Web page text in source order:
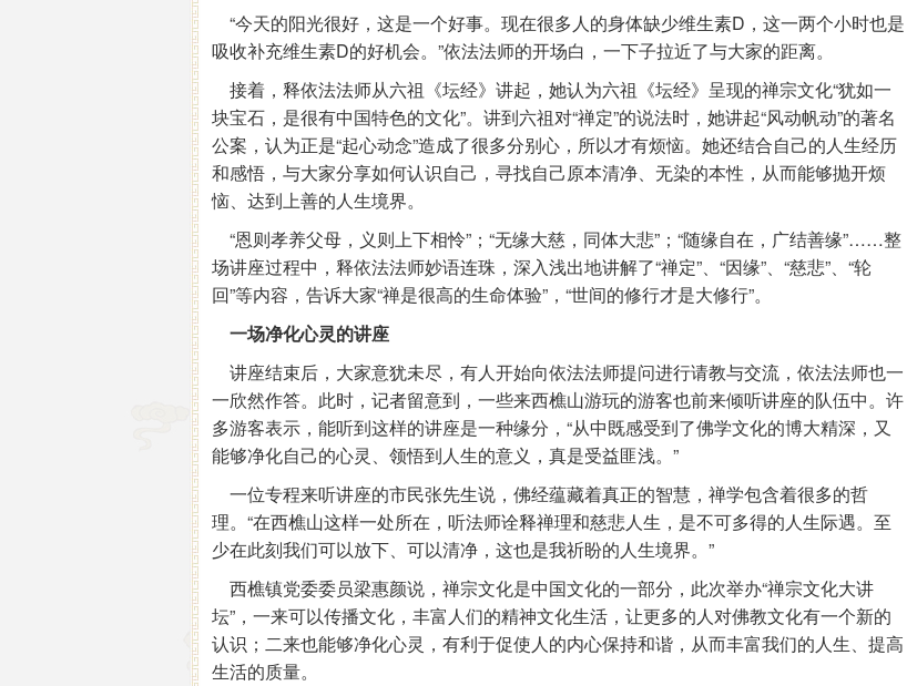
“今天的阳光很好，这是一个好事。现在很多人的身体缺少维生素D，这一两个小时也是
吸收补充维生素D的好机会。”依法法师的开场白，一下子拉近了与大家的距离。
接着，释依法法师从六祖《坛经》讲起，她认为六祖《坛经》呈现的禅宗文化“犹如一
块宝石，是很有中国特色的文化”。讲到六祖对“禅定”的说法时，她讲起“风动帆动”的著名
公案，认为正是“起心动念”造成了很多分别心，所以才有烦恼。她还结合自己的人生经历
和感悟，与大家分享如何认识自己，寻找自己原本清净、无染的本性，从而能够抛开烦
恼、达到上善的人生境界。
“恩则孝养父母，义则上下相怜”；“无缘大慈，同体大悲”；“随缘自在，广结善缘”……整
场讲座过程中，释依法法师妙语连珠，深入浅出地讲解了“禅定”、“因缘”、“慈悲”、“轮
回”等内容，告诉大家“禅是很高的生命体验”，“世间的修行才是大修行”。
一场净化心灵的讲座
讲座结束后，大家意犹未尽，有人开始向依法法师提问进行请教与交流，依法法师也一
一欣然作答。此时，记者留意到，一些来西樵山游玩的游客也前来倾听讲座的队伍中。许
多游客表示，能听到这样的讲座是一种缘分，“从中既感受到了佛学文化的博大精深，又
能够净化自己的心灵、领悟到人生的意义，真是受益匪浅。”
一位专程来听讲座的市民张先生说，佛经蕴藏着真正的智慧，禅学包含着很多的哲
理。“在西樵山这样一处所在，听法师诠释禅理和慈悲人生，是不可多得的人生际遇。至
少在此刻我们可以放下、可以清净，这也是我祈盼的人生境界。”
西樵镇党委委员梁惠颜说，禅宗文化是中国文化的一部分，此次举办“禅宗文化大讲
坛”，一来可以传播文化，丰富人们的精神文化生活，让更多的人对佛教文化有一个新的
认识；二来也能够净化心灵，有利于促使人的内心保持和谐，从而丰富我们的人生、提高
生活的质量。